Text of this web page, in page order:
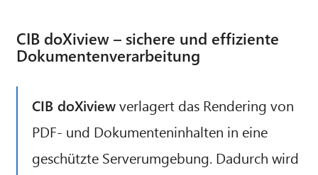
CIB doXiview – sichere und effiziente
Dokumentenverarbeitung
CIB doXiviewverlagert das Rendering von
PDF- und Dokumenteninhalten in eine
geschützte Serverumgebung. Dadurch wird